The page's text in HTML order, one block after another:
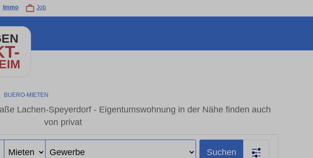
Immo Job
BUERO-MIETEN
Lachen-Speyerdorf - Eigentumswohnung in der Nähe finden auch
von privat
Suchen